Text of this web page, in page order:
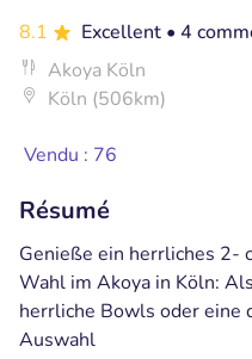
8.1 Excellent • 4
Akoya Köln
Köln (506km)
Vendu : 76
Résumé
Genieße ein herrliches 2-
Wahl im Akoya in Köln:
herrliche Bowls oder eine
Auswahl